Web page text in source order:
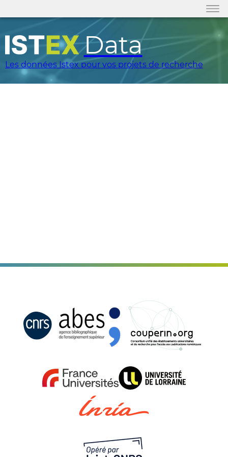
Data
Les données Istex pour vos projets de recherche